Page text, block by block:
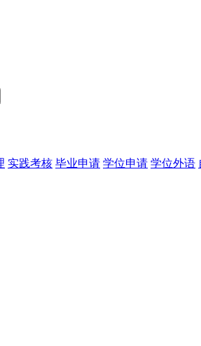
实践考核 毕业申请 学位申请 学位外语